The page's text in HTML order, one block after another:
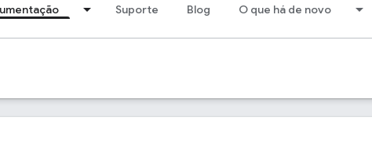
Suporte Blog O que há de novo